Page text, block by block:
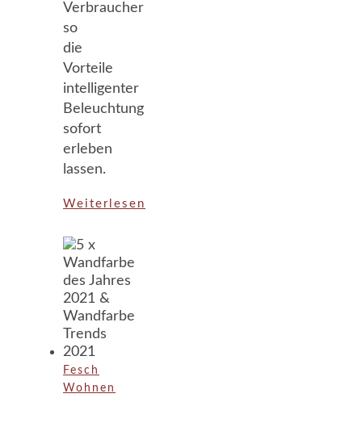
Verbraucher
so
die
Vorteile
intelligenter
Beleuchtung
sofort
erleben
lassen.
Weiterlesen
Fesch
Wohnen